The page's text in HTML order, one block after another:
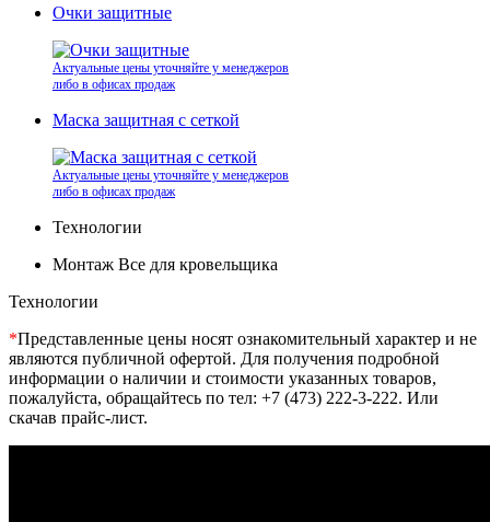
Очки защитные
Актуальные цены уточняйте у менеджеров
либо в офисах продаж
Маска защитная с сеткой
Актуальные цены уточняйте у менеджеров
либо в офисах продаж
Технологии
Монтаж Все для кровельщика
Технологии
*Представленные цены носят ознакомительный характер и не
являются публичной офертой. Для получения подробной
информации о наличии и стоимости указанных товаров,
пожалуйста, обращайтесь по тел: +7 (473) 222-3-222. Или
скачав прайс-лист.